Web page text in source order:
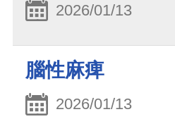
2026/01/13
腦性麻痺
2026/01/13